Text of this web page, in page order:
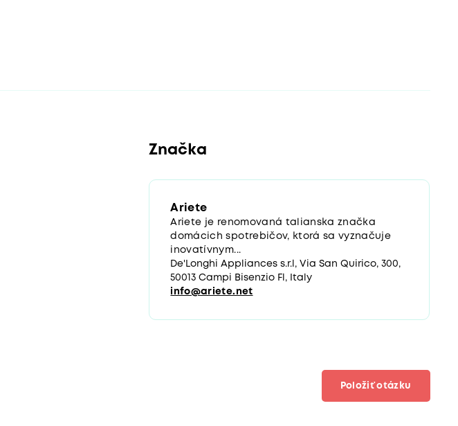
Značka
Ariete
Ariete je renomovaná talianska značka
domácich spotrebičov, ktorá sa vyznačuje
inovatívnym...
De'Longhi Appliances s.r.l, Via San Quirico, 300,
50013 Campi Bisenzio Fl, Italy
info@ariete.net
Položiť otázku